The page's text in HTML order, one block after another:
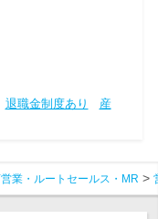
退職金制度あり
産
業・ルートセールス・MR